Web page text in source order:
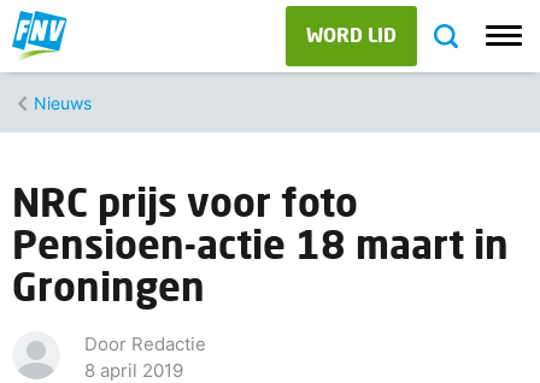
WORD LID
Nieuws
NRC prijs voor foto
Pensioen-actie 18 maart in
Groningen
Door Redactie
8 april 2019